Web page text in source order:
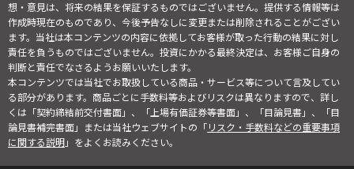
想・意見は、将来の結果を保証するものではございません。提供する情報等は
作成時現在のものであり、今後予告なしに変更または削除されることがござい
ます。当社は本コンテンツの内容に依拠してお客様が取った行動の結果に対し
責任を負うものではございません。投資にかかる最終決定は、お客様ご自身の
判断と責任でなさるようお願いいたします。
本コンテンツでは当社でお取扱している商品・サービス等について言及してい
る部分があります。商品ごとに手数料等およびリスクは異なりますので、詳し
くは「契約締結前交付書面」、「上場有価証券等書面」、「目論見書」、「目
論見書補完書面」または当社ウェブサイトの「リスク・手数料などの重要事項
に関する説明」をよくお読みください。